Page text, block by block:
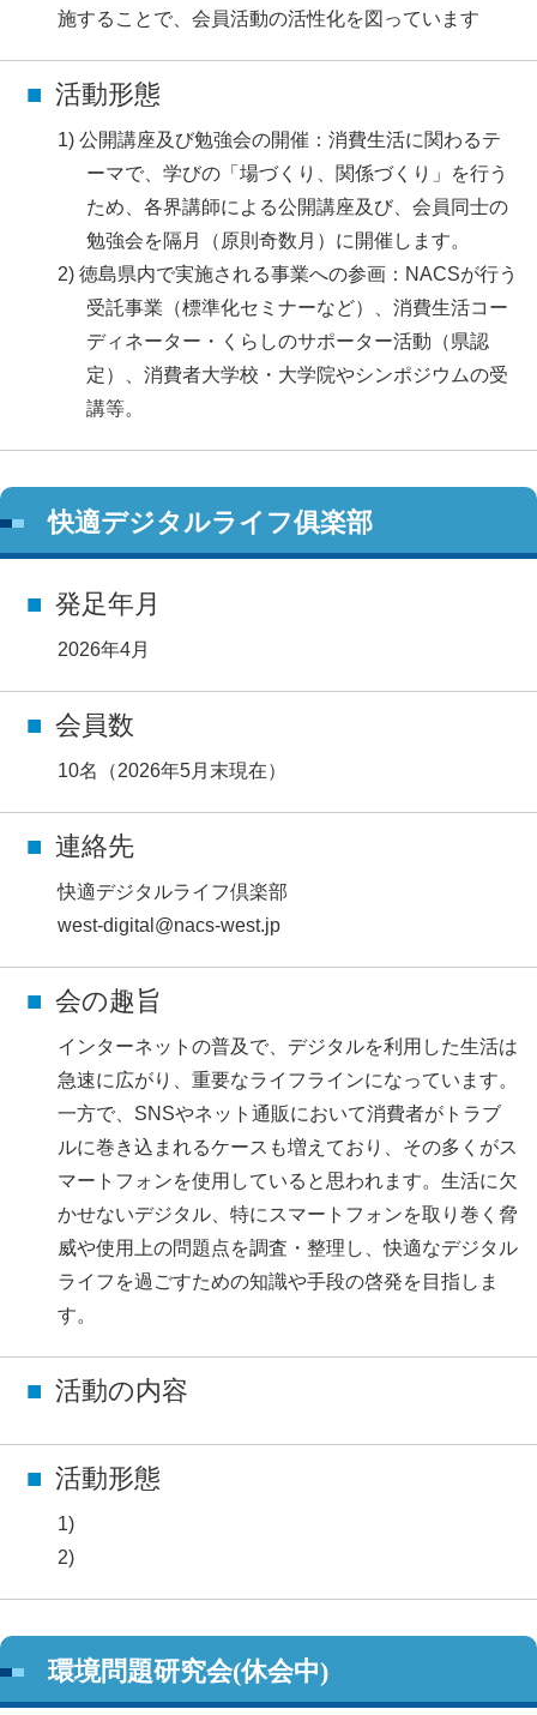
施することで、会員活動の活性化を図っています
活動形態
公開講座及び勉強会の開催：消費生活に関わるテ
ーマで、学びの「場づくり、関係づくり」を行う
ため、各界講師による公開講座及び、会員同士の
勉強会を隔月（原則奇数月）に開催します。
徳島県内で実施される事業への参画：NACSが行う
受託事業（標準化セミナーなど）、消費生活コー
ディネーター・くらしのサポーター活動（県認
定）、消費者大学校・大学院やシンポジウムの受
講等。
快適デジタルライフ俱楽部
発足年月
2026年4月
会員数
10名（2026年5月末現在）
連絡先
快適デジタルライフ倶楽部
west-digital@nacs-west.jp
会の趣旨
インターネットの普及で、デジタルを利用した生活は
急速に広がり、重要なライフラインになっています。
一方で、SNSやネット通販において消費者がトラブ
ルに巻き込まれるケースも増えており、その多くがス
マートフォンを使用していると思われます。生活に欠
かせないデジタル、特にスマートフォンを取り巻く脅
威や使用上の問題点を調査・整理し、快適なデジタル
ライフを過ごすための知識や手段の啓発を目指しま
す。
活動の内容
活動形態
環境問題研究会(休会中)